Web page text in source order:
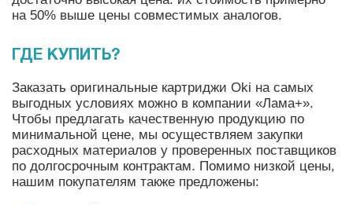
на 50% выше цены совместимых аналогов.
ГДЕ КУПИТЬ?
Заказать оригинальные картриджи Oki на самых
выгодных условиях можно в компании «Лама+».
Чтобы предлагать качественную продукцию по
минимальной цене, мы осуществляем закупки
расходных материалов у проверенных поставщиков
по долгосрочным контрактам. Помимо низкой цены,
нашим покупателям также предложены: